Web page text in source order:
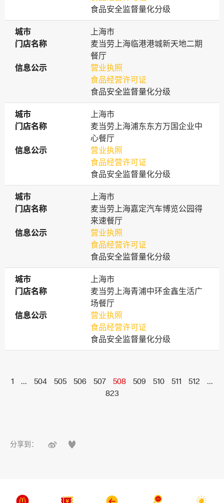
食品安全监督量化分级
城市
城市
上海市
门店名称
门店名称
麦当劳上海临港港城新天地二期
餐厅
信息公示
信息公示
营业执照
食品经营许可证
食品安全监督量化分级
城市
城市
上海市
门店名称
门店名称
麦当劳上海浦东东方万国企业中
心餐厅
信息公示
信息公示
营业执照
食品经营许可证
食品安全监督量化分级
城市
城市
上海市
门店名称
门店名称
麦当劳上海嘉定汽车博览公园得
来速餐厅
信息公示
信息公示
营业执照
食品经营许可证
食品安全监督量化分级
城市
城市
上海市
门店名称
门店名称
麦当劳上海青浦中环金鑫生活广
场餐厅
信息公示
信息公示
营业执照
食品经营许可证
食品安全监督量化分级
1 ... 504 505 506 507 508 509 510 511 512
...
823
分享到：  